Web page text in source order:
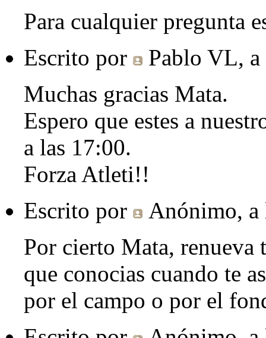
Para cualquier pregunta
Escrito por
Pablo VL,
Muchas gracias Mata.
Espero que estes a
a las 17:00.
Forza Atleti!!
Escrito por
Anónimo,
Por cierto Mata, renueva
que conocias cuando te
por el campo o por el